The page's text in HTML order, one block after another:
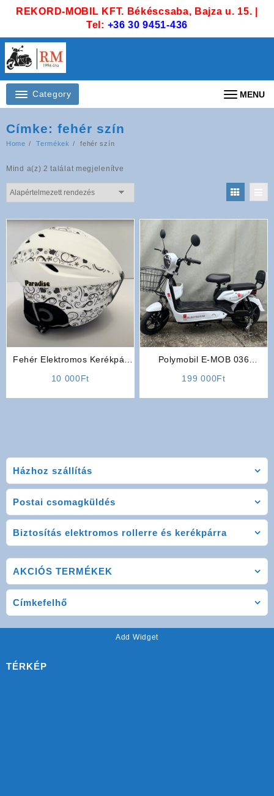
REKORD-MOBIL KFT. Békéscsaba, Bajza u. 15. |
Tel: +36 30 9451-436
Category MENU
Házhoz szállítás
Postai csomagküldés
Biztosítás elektromos rollerre és kerékpárra
Címke: fehér szín
Home Termékek fehér szín
Mind a(z) 2 találat megjelenítve
Fehér Elektromos Kerékpár
10 000Ft
Polymobil E-MOB 036
199 000Ft
AKCIÓS TERMÉKEK
Címkefelhő
Add Widget
TÉRKÉP